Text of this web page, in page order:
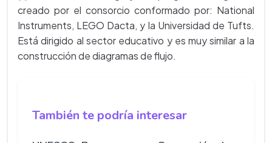
creado por el consorcio conformado por: National
Instruments, LEGO Dacta, y la Universidad de Tufts.
Está dirigido al sector educativo y es muy similar a la
construcción de diagramas de flujo.
También te podría interesar